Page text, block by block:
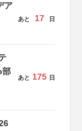
ア
あと 17 日
部
あと 175 日